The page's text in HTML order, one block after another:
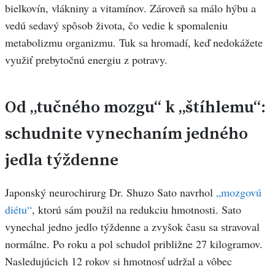
bielkovín, vlákniny a vitamínov. Zároveň sa málo hýbu a
vedú sedavý spôsob života, čo vedie k spomaleniu
metabolizmu organizmu. Tuk sa hromadí, keď nedokážete
využiť prebytočnú energiu z potravy.
Od „tučného mozgu“ k „štíhlemu“:
schudnite vynechaním jedného
jedla týždenne
Japonský neurochirurg Dr. Shuzo Sato navrhol „mozgovú
diétu“, ktorú sám použil na redukciu hmotnosti. Sato
vynechal jedno jedlo týždenne a zvyšok času sa stravoval
normálne. Po roku a pol schudol približne 27 kilogramov.
Nasledujúcich 12 rokov si hmotnosť udržal a vôbec